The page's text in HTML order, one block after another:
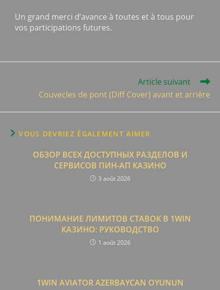
Un grand merci d’avance à toutes et à tous pour
vos participations futures.
Article suivant
Couvecles de pont (Diff Cover) avant et arrière
VOUS DEVRIEZ ÉGALEMENT AIMER
ОБЗОР ВСЕХ ДОСТУПНЫХ РАЗДЕЛОВ И
СЕРВИСОВ ПИН-АП КАЗИНО
3 août 2026
ПОНИМАНИЕ ЛИМИТОВ СТАВОК В 1WIN
КАЗИНО: РУКОВОДСТВО
1 août 2026
1WIN AVIATOR AZERBAYCAN OYUNUN